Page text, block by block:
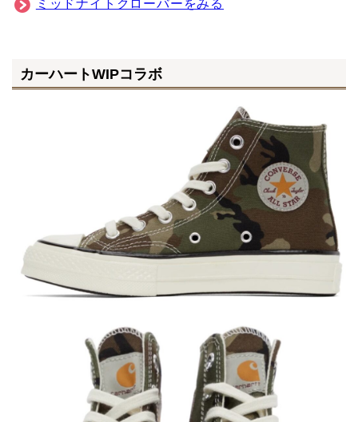
ミッドナイトクローバーをみる
カーハートWIPコラボ